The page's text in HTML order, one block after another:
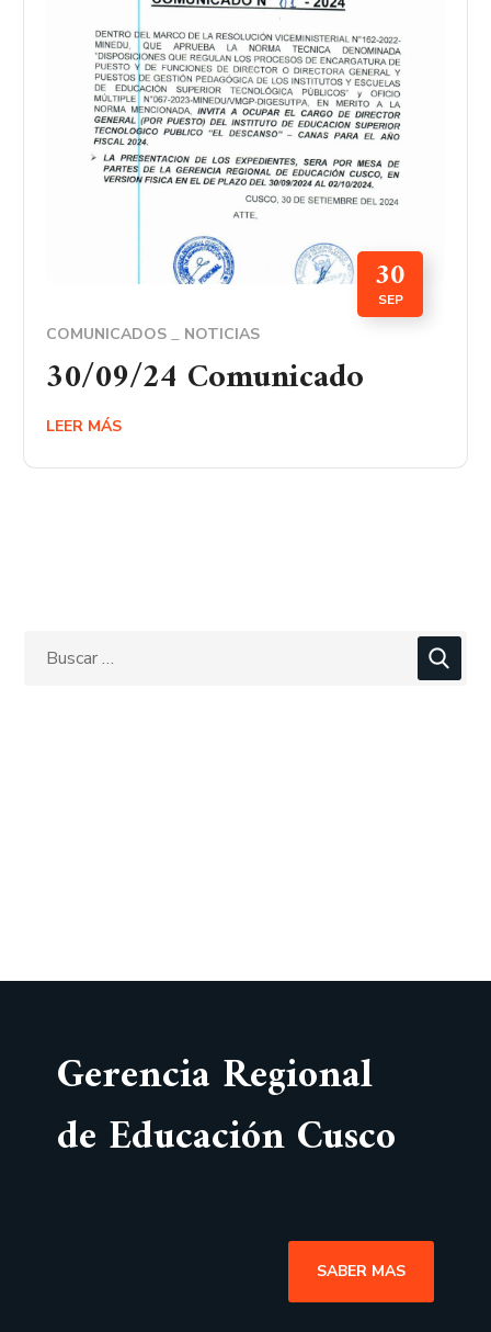
30
SEP
COMUNICADOS NOTICIAS
30/09/24 Comunicado
LEER MÁS
Gerencia Regional
de Educación Cusco
SABER MAS